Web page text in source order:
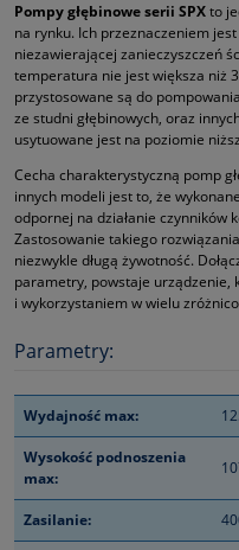
Pompy głębinowe serii SPXto
na rynku. Ich przeznaczeniem
niezawierającej zanieczyszczeń
temperatura nie jest większa niż
przystosowane są do
ze studni głębinowych, oraz
usytuowane jest na poziomie
Cecha charakterystyczną pomp
innych modeli jest to, że
odpornej na działanie czynników
Zastosowanie takiego
niezwykle długą żywotność.
parametry, powstaje urządzenie,
i wykorzystaniem w wielu
Parametry:
Wydajność max:
Wysokość podnoszenia
max:
Zasilanie: